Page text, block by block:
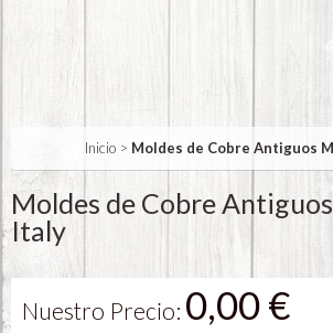
Inicio> Moldes de Cobre Antiguos
Moldes de Cobre
Italy
Nuestro Precio: 0,00 €